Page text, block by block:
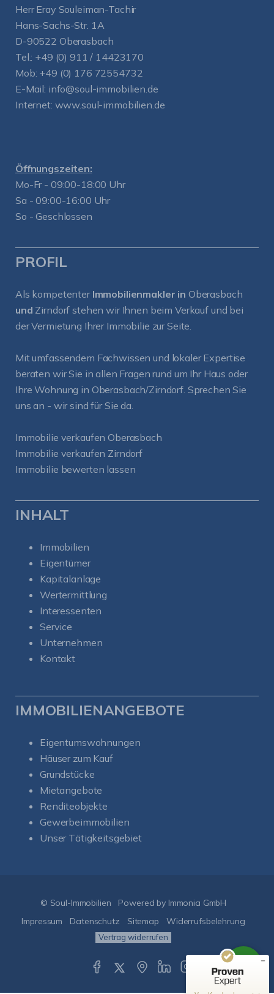
Herr Eray Souleiman-Tachir
Hans-Sachs-Str. 1A
D-90522 Oberasbach
Tel.: +49 (0) 911 / 14423170
Mob: +49 (0) 176 72554732
E-Mail: info@soul-immobilien.de
Internet: www.soul-immobilien.de
Öffnungszeiten:
Mo-Fr - 09:00-18:00 Uhr
Sa - 09:00-16:00 Uhr
So - Geschlossen
PROFIL
Als kompetenter Immobilienmakler in Oberasbach
und Zirndorf stehen wir Ihnen beim Verkauf und bei
der Vermietung Ihrer Immobilie zur Seite.
Mit umfassendem Fachwissen und lokaler Expertise
beraten wir Sie in allen Fragen rund um Ihr Haus oder
Ihre Wohnung in Oberasbach/Zirndorf. Sprechen Sie
uns an - wir sind für Sie da.
Immobilie verkaufen Oberasbach
Immobilie verkaufen Zirndorf
Immobilie bewerten lassen
INHALT
Immobilien
Eigentümer
Kapitalanlage
Wertermittlung
Interessenten
Service
Unternehmen
Kontakt
IMMOBILIENANGEBOTE
Eigentumswohnungen
Häuser zum Kauf
Grundstücke
Mietangebote
Renditeobjekte
Gewerbeimmobilien
Unser Tätigkeitsgebiet
© Soul-Immobilien
Powered by Immonia GmbH
Impressum
Datenschutz Sitemap Widerrufsbelehrung
Vertrag widerrufen
100
%
ProvenExpert.com
5,00
/
5,00
50
Bewertungen auf
ProvenExpert.com
Bewertungen von
1
anderen Quelle